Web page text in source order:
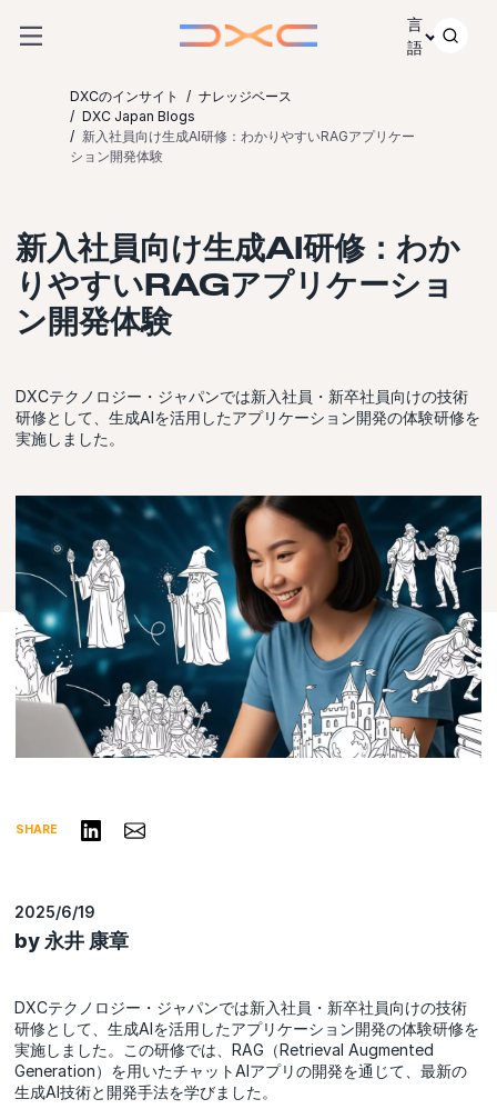
言
語
DXCのインサイト
ナレッジベース
DXC Japan Blogs
新入社員向け生成AI研修：わかりやすいRAGアプリケー
ション開発体験
新入社員向け生成AI研修：わか
りやすいRAGアプリケーショ
ン開発体験
DXCテクノロジー・ジャパンでは新入社員・新卒社員向けの技術
研修として、生成AIを活用したアプリケーション開発の体験研修を
実施しました。
SHARE リンクトインで共有する
Share via Email
2025/6/19
by 永井 康章
DXCテクノロジー・ジャパンでは新入社員・新卒社員向けの技術
研修として、生成AIを活用したアプリケーション開発の体験研修を
実施しました。この研修では、RAG（Retrieval Augmented
Generation）を用いたチャットAIアプリの開発を通じて、最新の
生成AI技術と開発手法を学びました。